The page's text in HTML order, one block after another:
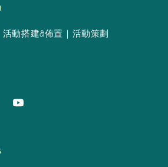
動搭建&佈置｜活動策劃